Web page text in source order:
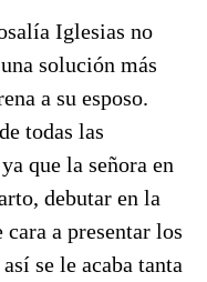
Iglesias no
solución más
a su esposo.
todas las
que la señora en
debutar en la
a presentar los
se le acaba tanta